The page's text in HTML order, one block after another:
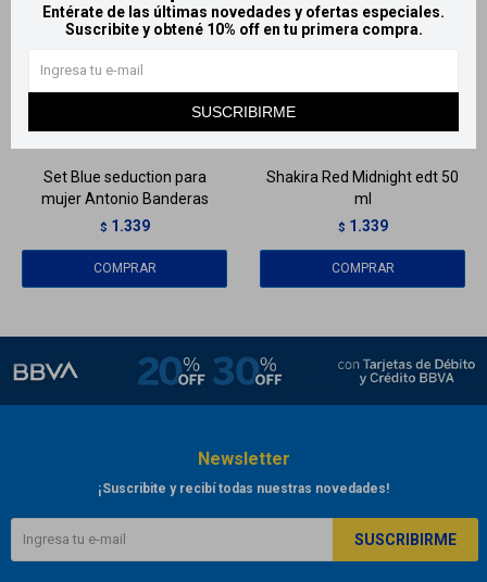
Entérate de las últimas novedades y ofertas especiales.
Suscribite y obtené 10% off en tu primera compra.
SUSCRIBIRME
LlegaHOY
Set Blue seduction para
mujer Antonio Banderas
$ 1.339
LlegaHOY
Shakira Red Midnight edt 50
ml
$ 1.339
Newsletter
¡Suscribite y recibí todas nuestras novedades!
SUSCRIBIRME